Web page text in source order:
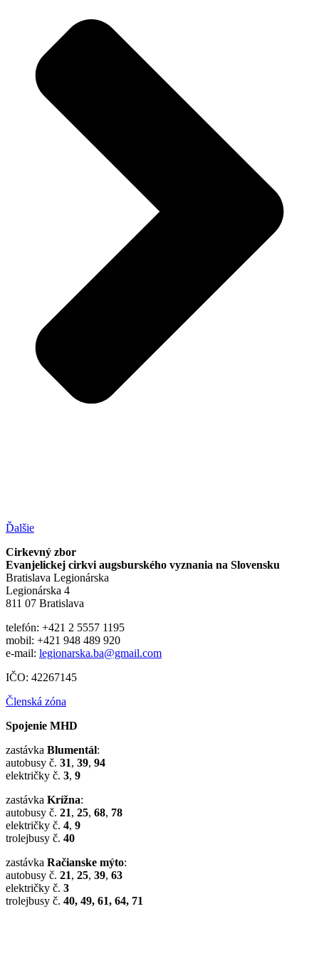
Ďalšie
Cirkevný zbor
Evanjelickej cirkvi augsburského vyznania na Slovensku
Bratislava Legionárska
Legionárska 4
811 07 Bratislava
telefón: +421 2 5557 1195
mobil: +421 948 489 920
e-mail: legionarska.ba@gmail.com
IČO: 42267145
Členská zóna
Spojenie MHD
zastávka Blumentál:
autobusy č. 31, 39, 94
električky č. 3, 9
zastávka Krížna:
autobusy č. 21, 25, 68, 78
električky č. 4, 9
trolejbusy č. 40
zastávka Račianske mýto:
autobusy č. 21, 25, 39, 63
električky č. 3
trolejbusy č. 40, 49, 61, 64, 71